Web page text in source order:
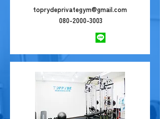
toprydeprivategym@gmail.com
080-2000-3003